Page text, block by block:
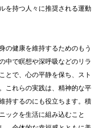
を持つ人々に推奨される運動
の健康を維持するためのもう
中で瞑想や深呼吸などのリラ
とで、心の平静を保ち、スト
これらの実践は、精神的な平
持するのにも役立ちます。積
ックを生活に組み込むこと